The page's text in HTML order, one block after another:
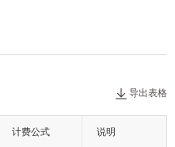
导出表格
计费公式 说明